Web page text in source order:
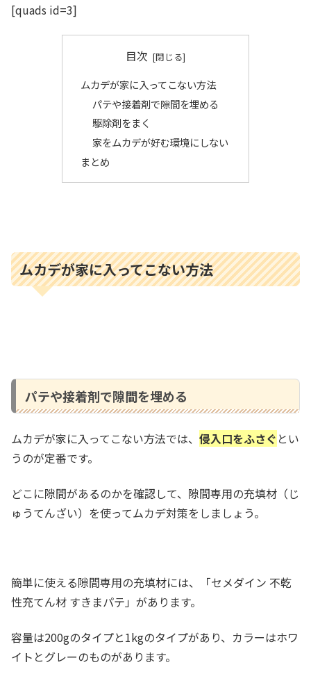
[quads id=3]
目次
ムカデが家に入ってこない方法
パテや接着剤で隙間を埋める
駆除剤をまく
家をムカデが好む環境にしない
まとめ
ムカデが家に入ってこない方法
パテや接着剤で隙間を埋める
ムカデが家に入ってこない方法では、 侵入口をふさぐ とい
うのが定番です。
どこに隙間があるのかを確認して、隙間専用の充填材（じ
ゅうてんざい）を使ってムカデ対策をしましょう。
簡単に使える隙間専用の充填材には、「セメダイン 不乾
性充てん材 すきまパテ」があります。
容量は200gのタイプと1kgのタイプがあり、カラーはホワ
イトとグレーのものがあります。